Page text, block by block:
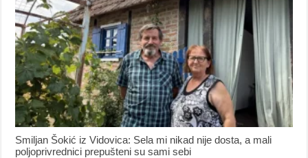
Smiljan Šokić iz Vidovica: Sela mi nikad nije dosta, a mali
poljoprivrednici prepušteni su sami sebi